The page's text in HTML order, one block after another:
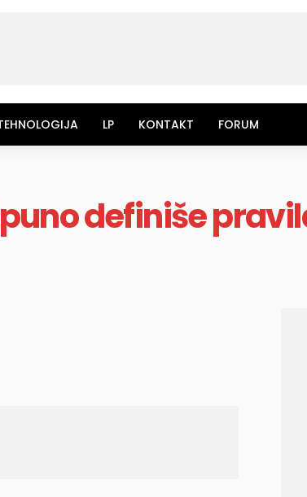
LP KONTAKT FORUM
definiše